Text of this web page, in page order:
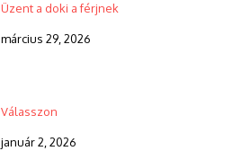
Üzent a doki a férjnek
március 29, 2026
Válasszon
január 2, 2026